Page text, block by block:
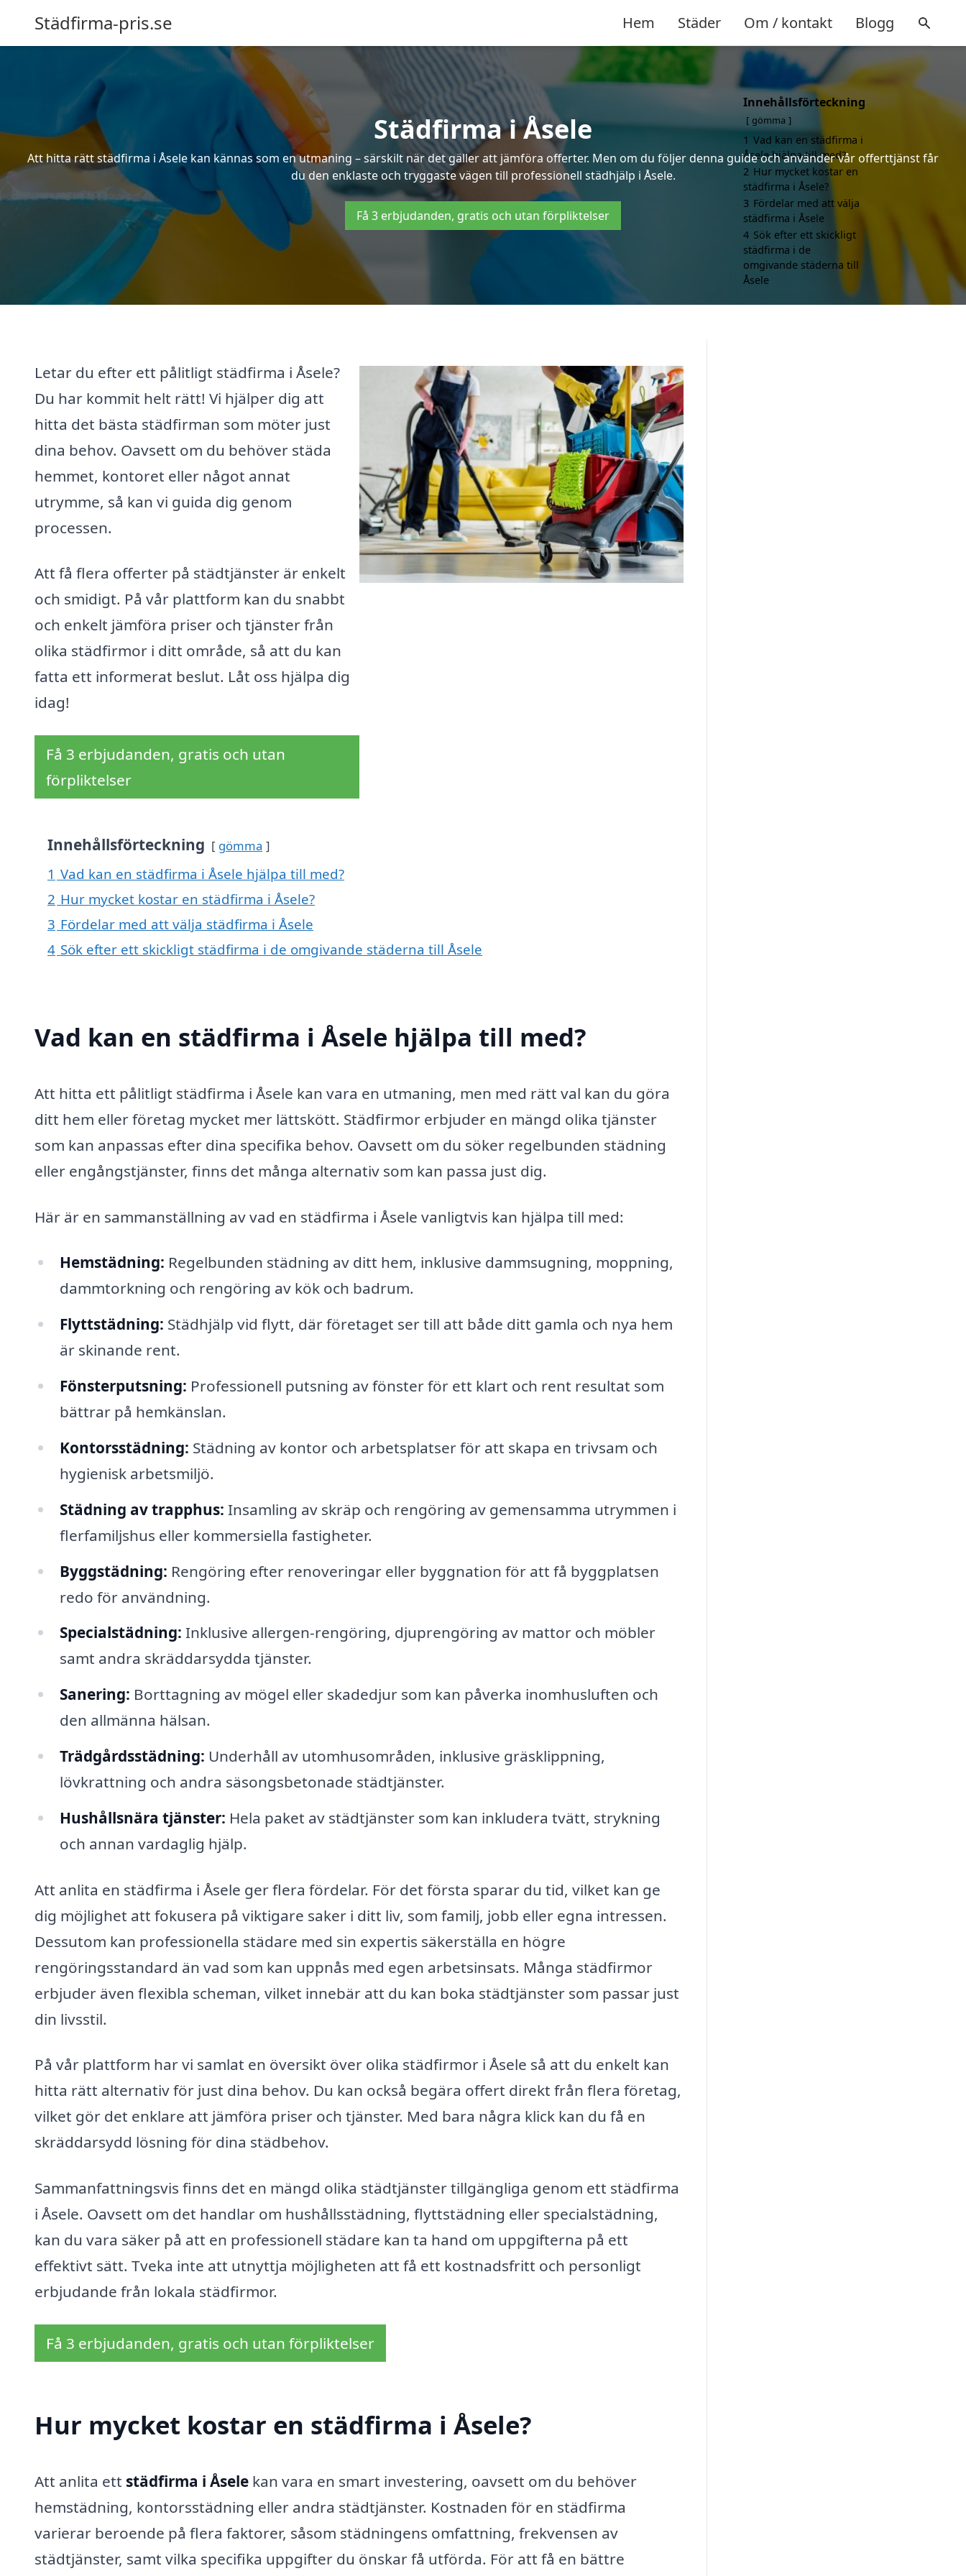
Städfirma-pris.se Hem Städer Om / kontakt Blogg
Städfirma i Åsele
Att hitta rätt städfirma i Åsele kan kännas som en utmaning – särskilt när det gäller att jämföra offerter. Men om du följer denna guide och använder vår offerttjänst får
du den enklaste och tryggaste vägen till professionell städhjälp i Åsele.
Få 3 erbjudanden, gratis och utan förpliktelser
Letar du efter ett pålitligt städfirma i Åsele?
Du har kommit helt rätt! Vi hjälper dig att
hitta det bästa städfirman som möter just
dina behov. Oavsett om du behöver städa
hemmet, kontoret eller något annat
utrymme, så kan vi guida dig genom
processen.
Att få flera offerter på städtjänster är enkelt
och smidigt. På vår plattform kan du snabbt
och enkelt jämföra priser och tjänster från
olika städfirmor i ditt område, så att du kan
fatta ett informerat beslut. Låt oss hjälpa dig
idag!
Få 3 erbjudanden, gratis och utan
förpliktelser
Innehållsförteckning gömma
1 Vad kan en städfirma i Åsele hjälpa till med?
2 Hur mycket kostar en städfirma i Åsele?
3 Fördelar med att välja städfirma i Åsele
4 Sök efter ett skickligt städfirma i de omgivande städerna till Åsele
Vad kan en städfirma i Åsele hjälpa till med?
Att hitta ett pålitligt städfirma i Åsele kan vara en utmaning, men med rätt val kan du göra
ditt hem eller företag mycket mer lättskött. Städfirmor erbjuder en mängd olika tjänster
som kan anpassas efter dina specifika behov. Oavsett om du söker regelbunden städning
eller engångstjänster, finns det många alternativ som kan passa just dig.
Här är en sammanställning av vad en städfirma i Åsele vanligtvis kan hjälpa till med:
Hemstädning: Regelbunden städning av ditt hem, inklusive dammsugning, moppning,
dammtorkning och rengöring av kök och badrum.
Flyttstädning: Städhjälp vid flytt, där företaget ser till att både ditt gamla och nya hem
är skinande rent.
Fönsterputsning: Professionell putsning av fönster för ett klart och rent resultat som
bättrar på hemkänslan.
Kontorsstädning: Städning av kontor och arbetsplatser för att skapa en trivsam och
hygienisk arbetsmiljö.
Städning av trapphus: Insamling av skräp och rengöring av gemensamma utrymmen i
flerfamiljshus eller kommersiella fastigheter.
Byggstädning: Rengöring efter renoveringar eller byggnation för att få byggplatsen
redo för användning.
Specialstädning: Inklusive allergen-rengöring, djuprengöring av mattor och möbler
samt andra skräddarsydda tjänster.
Sanering: Borttagning av mögel eller skadedjur som kan påverka inomhusluften och
den allmänna hälsan.
Trädgårdsstädning: Underhåll av utomhusområden, inklusive gräsklippning,
lövkrattning och andra säsongsbetonade städtjänster.
Hushållsnära tjänster: Hela paket av städtjänster som kan inkludera tvätt, strykning
och annan vardaglig hjälp.
Att anlita en städfirma i Åsele ger flera fördelar. För det första sparar du tid, vilket kan ge
dig möjlighet att fokusera på viktigare saker i ditt liv, som familj, jobb eller egna intressen.
Dessutom kan professionella städare med sin expertis säkerställa en högre
rengöringsstandard än vad som kan uppnås med egen arbetsinsats. Många städfirmor
erbjuder även flexibla scheman, vilket innebär att du kan boka städtjänster som passar just
din livsstil.
På vår plattform har vi samlat en översikt över olika städfirmor i Åsele så att du enkelt kan
hitta rätt alternativ för just dina behov. Du kan också begära offert direkt från flera företag,
vilket gör det enklare att jämföra priser och tjänster. Med bara några klick kan du få en
skräddarsydd lösning för dina städbehov.
Sammanfattningsvis finns det en mängd olika städtjänster tillgängliga genom ett städfirma
i Åsele. Oavsett om det handlar om hushållsstädning, flyttstädning eller specialstädning,
kan du vara säker på att en professionell städare kan ta hand om uppgifterna på ett
effektivt sätt. Tveka inte att utnyttja möjligheten att få ett kostnadsfritt och personligt
erbjudande från lokala städfirmor.
Få 3 erbjudanden, gratis och utan förpliktelser
Hur mycket kostar en städfirma i Åsele?
Att anlita ett städfirma i Åsele kan vara en smart investering, oavsett om du behöver
hemstädning, kontorsstädning eller andra städtjänster. Kostnaden för en städfirma
varierar beroende på flera faktorer, såsom städningens omfattning, frekvensen av
städtjänster, samt vilka specifika uppgifter du önskar få utförda. För att få en bättre
Innehållsförteckning
gömma
1 Vad kan en städfirma i
Åsele hjälpa till med?
2 Hur mycket kostar en
städfirma i Åsele?
3 Fördelar med att välja
städfirma i Åsele
4 Sök efter ett skickligt
städfirma i de
omgivande städerna till
Åsele